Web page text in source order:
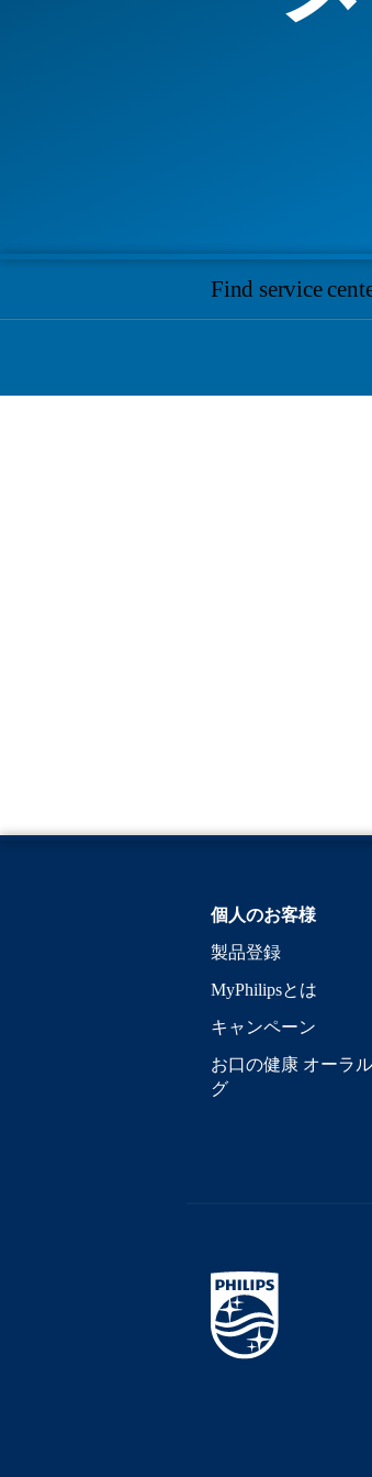
Find service
個人のお客様
製品登録
MyPhilipsとは
キャンペーン
お口の健康 オーラ
グ